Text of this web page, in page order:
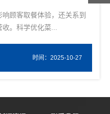
顾客取餐体验，还关系到
。科学优化菜...
时间：2025-10-27